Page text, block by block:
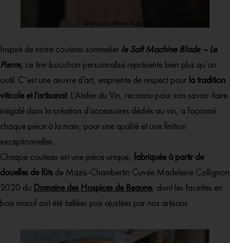
© Maison Albert Bichot
Inspiré de notre couteau sommelier le Soft Machine Blade – Le
Pierre, ce tire-bouchon personnalisé représente bien plus qu’un
outil. C’est une œuvre d’art, empreinte de respect pour la tradition
viticole et l’artisanat. L’Atelier du Vin, reconnu pour son savoir-faire
inégalé dans la création d’accessoires dédiés au vin, a façonné
chaque pièce à la main, pour une qualité et une finition
exceptionnelles.
Chaque couteau est une pièce unique, fabriquée à partir de
douelles de fûts de Mazis-Chambertin Cuvée Madeleine Collignon
2020 du Domaine des Hospices de Beaune, dont les facettes en
bois massif ont été taillées puis ajustées par nos artisans.